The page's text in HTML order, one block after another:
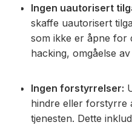
Ingen uautorisert
skaffe uautorisert
som ikke er åpne for
hacking, omgåelse
Ingen forstyrrelser:
hindre eller forstyrre
tjenesten. Dette